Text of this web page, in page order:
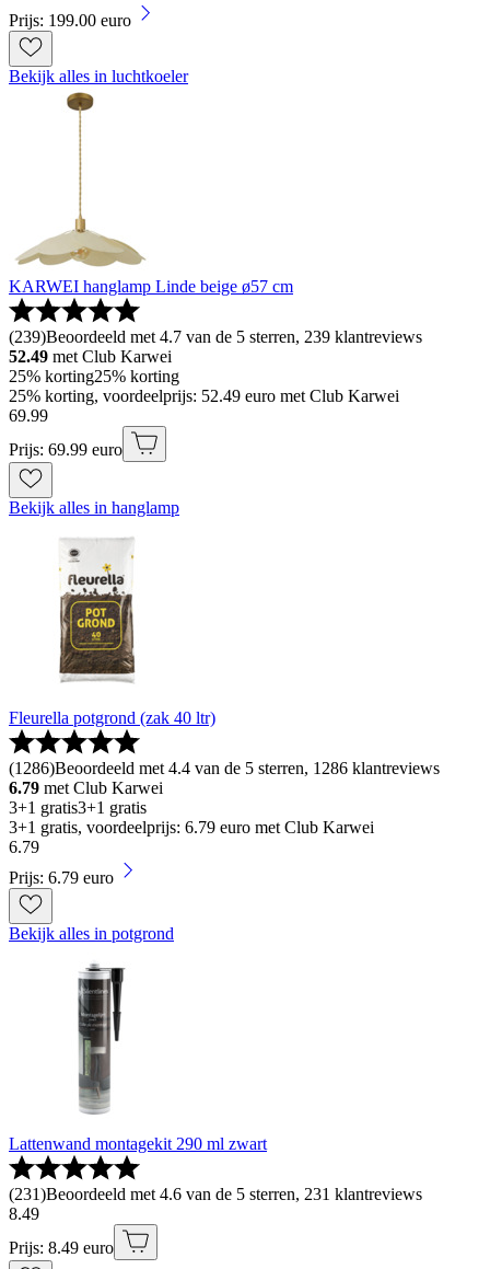
Prijs: 199.00 euro
Bekijk alles in luchtkoeler
KARWEI hanglamp Linde beige ø57 cm
(239)Beoordeeld met 4.7 van de 5 sterren, 239 klantreviews
52.49 met Club Karwei
25% korting25% korting
25% korting, voordeelprijs: 52.49 euro met Club Karwei
69.99
Prijs: 69.99 euro
Bekijk alles in hanglamp
Fleurella potgrond (zak 40 ltr)
(1286)Beoordeeld met 4.4 van de 5 sterren, 1286 klantreviews
6.79 met Club Karwei
3+1 gratis3+1 gratis
3+1 gratis, voordeelprijs: 6.79 euro met Club Karwei
6.79
Prijs: 6.79 euro
Bekijk alles in potgrond
Lattenwand montagekit 290 ml zwart
(231)Beoordeeld met 4.6 van de 5 sterren, 231 klantreviews
8.49
Prijs: 8.49 euro